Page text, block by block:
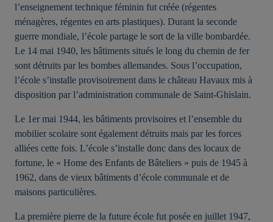
l’enseignement technique féminin fut créée (régentes
ménagères, régentes en arts plastiques). Durant la seconde
guerre mondiale, l’école partage le sort de la ville bombardée.
Le 14 mai 1940, les bâtiments situés le long du chemin de fer
sont détruits par les bombes allemandes. Sous l’occupation,
l’école s’installe provisoirement dans le château Havaux mis à
disposition par l’administration communale de Saint-Ghislain.
Le 1er mai 1944, les bâtiments provisoires et l’ensemble du
mobilier scolaire sont également détruits mais par les forces
alliées cette fois. L’école s’installe donc dans des locaux de
fortune, le « Home des Enfants de Bâteliers » puis de 1945 à
1962, dans de vieux bâtiments d’école communale et de
maisons particulières.
La première pierre de la future école fut posée en juillet 1947,